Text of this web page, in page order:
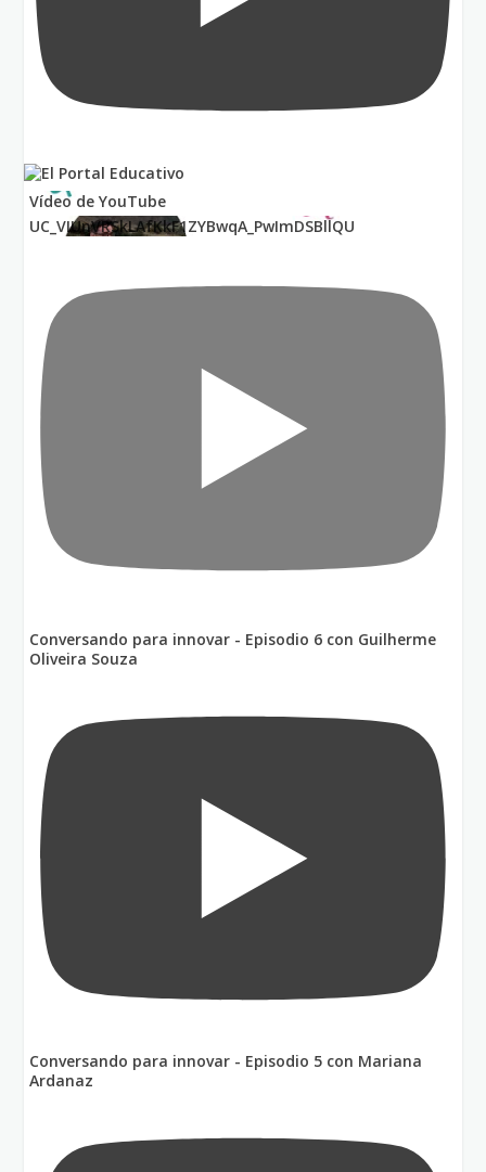
Vídeo de YouTube
UC_VIUnVRSkLAfKkF1ZYBwqA_PwImDSBllQU
Conversando para innovar - Episodio 6 con Guilherme
Oliveira Souza
Conversando para innovar - Episodio 5 con Mariana
Ardanaz